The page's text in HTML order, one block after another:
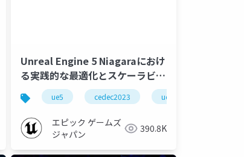
Unreal Engine 5 Niagaraにおけ
る実践的な最適化とスケーラビリ
ティ【CEDEC 2023】
ue5 cedec2023 ue-optimize
エピック ゲームズ
ジャパン
390.8K